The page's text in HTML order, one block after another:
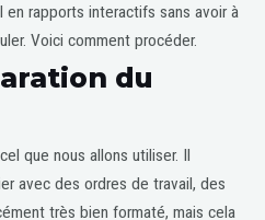
rapports interactifs sans avoir à
Voici comment procéder.
du
que nous allons utiliser. Il
avec des ordres de travail, des
très bien formaté, mais cela